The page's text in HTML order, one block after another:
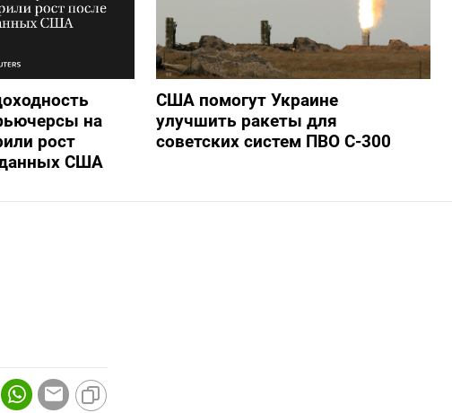
на
рост
США
США помогут Украине
улучшить ракеты для
советских систем ПВО С-300